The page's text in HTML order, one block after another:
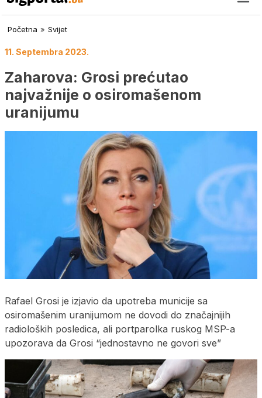
Početna » Svijet
11. Septembra 2023.
Zaharova: Grosi prećutao
najvažnije o osiromašenom
uranijumu
Rafael Grosi je izjavio da upotreba municije sa
osiromašenim uranijumom ne dovodi do značajnijih
radioloških posledica, ali portparolka ruskog MSP-a
upozorava da Grosi “jednostavno ne govori sve”